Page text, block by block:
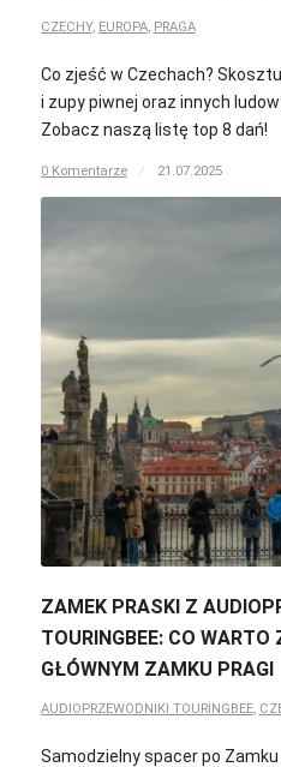
CZECHY, EUROPA, PRAGA
Co zjeść w Czechach?
i zupy piwnej oraz innych
Zobacz naszą listę top 8 dań!
0 Komentarze / 21.07.2025
ZAMEK PRASKI Z
TOURINGBEE: CO WARTO
GŁÓWNYM ZAMKU PRAGI
AUDIOPRZEWODNIKI TOURINGBEE,
Samodzielny spacer po